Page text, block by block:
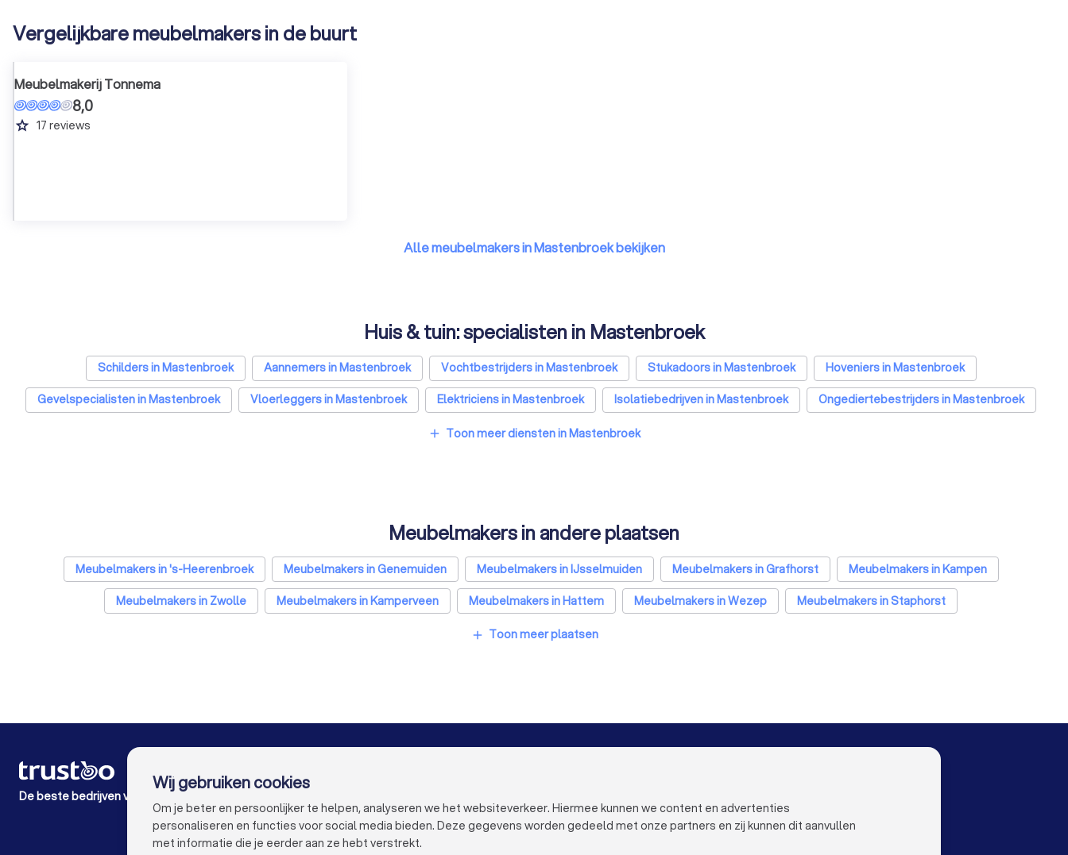
Vergelijkbare meubelmakers in de buurt
Meubelmakerij Tonnema
8,0
grade 17 reviews
Alle meubelmakers in Mastenbroek bekijken
Huis & tuin: specialisten in Mastenbroek
Schilders in Mastenbroek Aannemers in Mastenbroek Vochtbestrijders in Mastenbroek Stukadoors in Mastenbroek
Hoveniers in Mastenbroek
Gevelspecialisten in Mastenbroek
Vloerleggers in Mastenbroek Elektriciens in Mastenbroek Isolatiebedrijven in Mastenbroek
Ongediertebestrijders in Mastenbroek
Zonwering specialisten in Mastenbroek Badkamer installateurs in Mastenbroek
add Toon meer diensten in Mastenbroek
Meubelmakers in andere plaatsen
Meubelmakers in 's-Heerenbroek Meubelmakers in Genemuiden Meubelmakers in IJsselmuiden Meubelmakers in Grafhorst
Meubelmakers in Kampen
Meubelmakers in Zwolle
Meubelmakers in Kamperveen Meubelmakers in Hattem Meubelmakers in Wezep
Meubelmakers in Staphorst
Meubelmakers in Den Haag
Meubelmakers in Maastricht
Meubelmakers in Leiden Meubelmakers in Dordrecht Meubelmakers in Zoetermeer
add Toon meer plaatsen
De beste bedrijven voor jou
Hoe het werkt
Expert blogs
Kostenoverzichten
Klacht over bedrijf
Trustoo Top Pro
Ervaringen
Blog
Werken bij Trustoo
Contact
Pers
Wij gebruiken cookies
Om je beter en persoonlijker te helpen, analyseren we het websiteverkeer. Hiermee kunnen we content en advertenties
personaliseren en functies voor social media bieden. Deze gegevens worden gedeeld met onze partners en zij kunnen dit aanvullen
met informatie die je eerder aan ze hebt verstrekt.